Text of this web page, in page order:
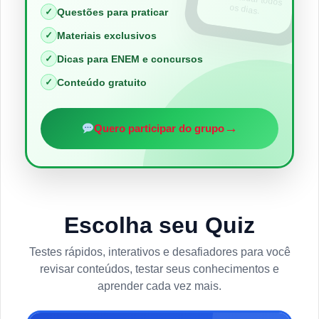
✓ Questões para praticar
✓ Materiais exclusivos
✓ Dicas para ENEM e concursos
✓ Conteúdo gratuito
Quero participar do grupo→
os dias.
Escolha seu Quiz
Testes rápidos, interativos e desafiadores para você
revisar conteúdos, testar seus conhecimentos e
aprender cada vez mais.